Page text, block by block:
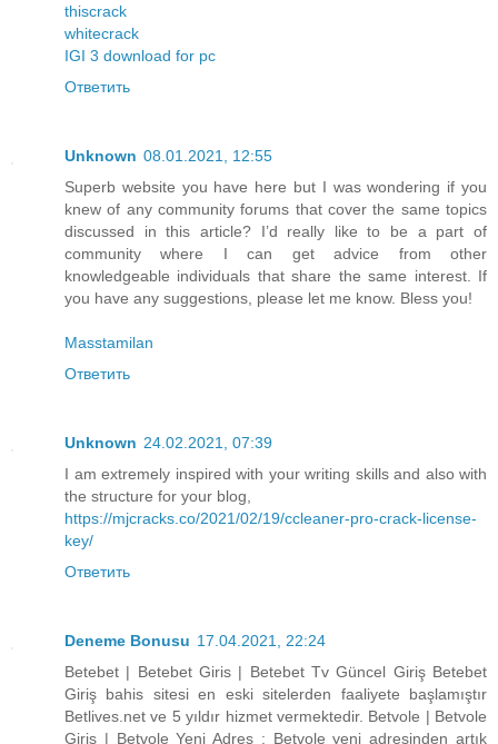
thiscrack
whitecrack
IGI 3 download for pc
Ответить
Unknown 08.01.2021, 12:55
Superb website you have here but I was wondering if you
knew of any community forums that cover the same topics
discussed in this article? I’d really like to be a part of
community where I can get advice from other
knowledgeable individuals that share the same interest. If
you have any suggestions, please let me know. Bless you!
Masstamilan
Ответить
Unknown 24.02.2021, 07:39
I am extremely inspired with your writing skills and also with
the structure for your blog,
https://mjcracks.co/2021/02/19/ccleaner-pro-crack-license-
key/
Ответить
Deneme Bonusu 17.04.2021, 22:24
Betebet | Betebet Giris | Betebet Tv Güncel Giriş Betebet
Giriş bahis sitesi en eski sitelerden faaliyete başlamıştır
Betlives.net ve 5 yıldır hizmet vermektedir. Betvole | Betvole
Giris | Betvole Yeni Adres : Betvole yeni adresinden artık